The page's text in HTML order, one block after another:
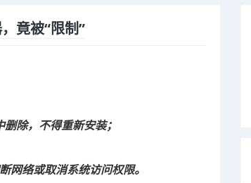
竟被“限制”
除，不得重新安装；
网络或取消系统访问权限。